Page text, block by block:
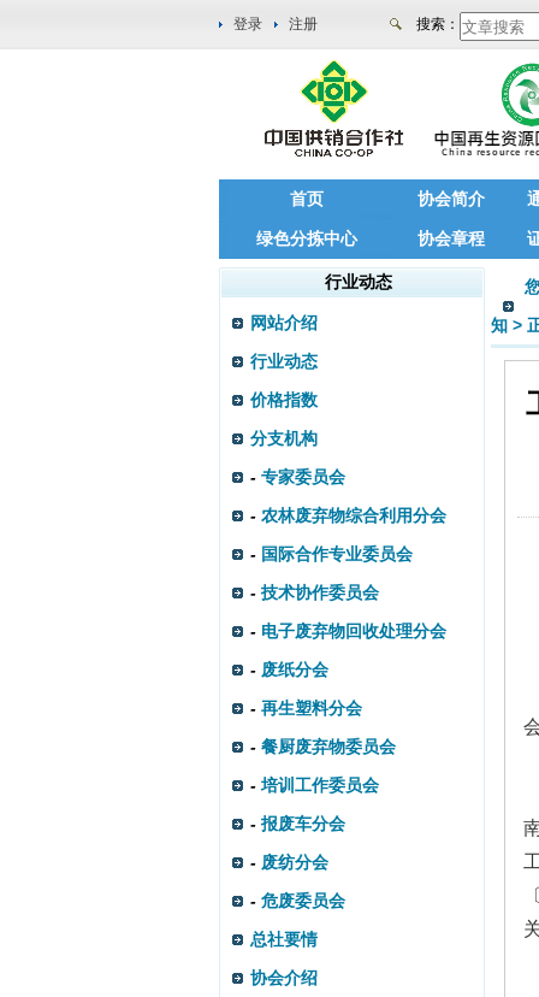
登录 注册 搜索：
首页 协会简介
绿色分拣中心 协会章程
行业动态
网站介绍
行业动态
价格指数
分支机构
- 专家委员会
- 农林废弃物综合利用分会
- 国际合作专业委员会
- 技术协作委员会
- 电子废弃物回收处理分会
- 废纸分会
- 再生塑料分会
- 餐厨废弃物委员会
-培训工作委员会
- 报废车分会
- 废纺分会
- 危废委员会
总社要情
协会介绍
知 >